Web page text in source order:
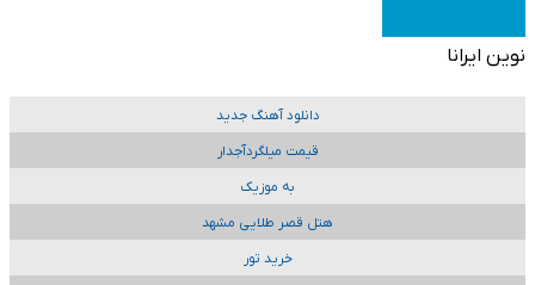
نوین ایرانا
دانلود آهنگ جدید
قیمت میلگردآجدار
به موزیک
هتل قصر طلایی مشهد
خرید تور